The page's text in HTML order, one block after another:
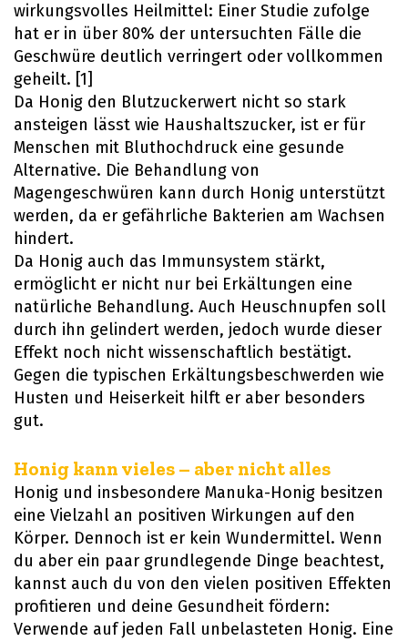
wirkungsvolles Heilmittel: Einer Studie zufolge
hat er in über 80% der untersuchten Fälle die
Geschwüre deutlich verringert oder vollkommen
geheilt. [1]
Da Honig den Blutzuckerwert nicht so stark
ansteigen lässt wie Haushaltszucker, ist er für
Menschen mit Bluthochdruck eine gesunde
Alternative. Die Behandlung von
Magengeschwüren kann durch Honig unterstützt
werden, da er gefährliche Bakterien am Wachsen
hindert.
Da Honig auch das Immunsystem stärkt,
ermöglicht er nicht nur bei Erkältungen eine
natürliche Behandlung. Auch Heuschnupfen soll
durch ihn gelindert werden, jedoch wurde dieser
Effekt noch nicht wissenschaftlich bestätigt.
Gegen die typischen Erkältungsbeschwerden wie
Husten und Heiserkeit hilft er aber besonders
gut.
Honig kann vieles – aber nicht alles
Honig und insbesondere Manuka-Honig besitzen
eine Vielzahl an positiven Wirkungen auf den
Körper. Dennoch ist er kein Wundermittel. Wenn
du aber ein paar grundlegende Dinge beachtest,
kannst auch du von den vielen positiven Effekten
profitieren und deine Gesundheit fördern:
Verwende auf jeden Fall unbelasteten Honig. Eine